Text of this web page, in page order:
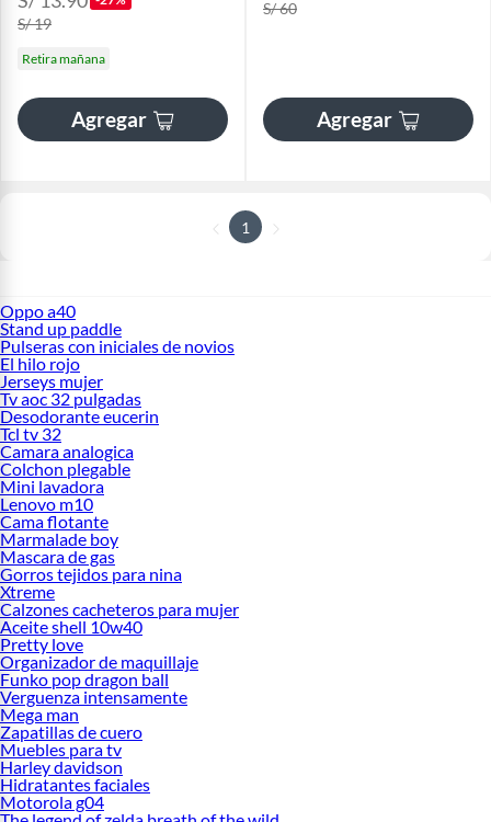
S/ 19
Retira mañana
Agregar
S/ 60
Agregar
1
Oppo a40
Stand up paddle
Pulseras con iniciales de novios
El hilo rojo
Jerseys mujer
Tv aoc 32 pulgadas
Desodorante eucerin
Tcl tv 32
Camara analogica
Colchon plegable
Mini lavadora
Lenovo m10
Cama flotante
Marmalade boy
Mascara de gas
Gorros tejidos para nina
Xtreme
Calzones cacheteros para mujer
Aceite shell 10w40
Pretty love
Organizador de maquillaje
Funko pop dragon ball
Verguenza intensamente
Mega man
Zapatillas de cuero
Muebles para tv
Harley davidson
Hidratantes faciales
Motorola g04